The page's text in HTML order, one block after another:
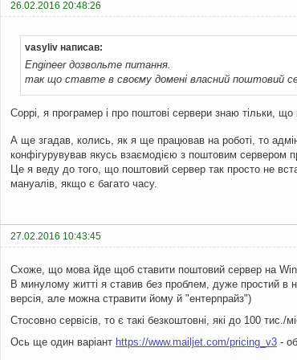
{
}
{
foreach (Attachment _att
                    _att
.Dispose();
                _message
.Attachments.Clear
}
return _sendOk;
}
{
XMLDataContext <EmailSettings>
GetObject
();
if
(m_settings == null)
{
                m_settings
= new
                _ems
.SaveObject( m_settings
}
26.02.2016 20:48:26
vasyliv написав:
Engineer дозвольте питання.
так що ставте в своєму домені власний поштовий
Соррі, я програмер і про поштові сервери знаю тільки,
А ще згадав, колись, як я ще працював на роботі, то
конфігурувував якусь взаємодією з поштовим
Це я веду до того, що поштовий сервер так просто не
мануалів, якщо є багато часу.
27.02.2016 10:43:45
Схоже, що мова йде щоб ставити поштовий сервер на
В минулому житті я ставив без проблем, дуже простий в
версія, але можна стравити йому й "ентерпрайз")
Стосовно сервісів, то є такі безкоштовні, які до 100 тис./
Ось ще один варіант https://www.mailjet.com/pricing_v3 -